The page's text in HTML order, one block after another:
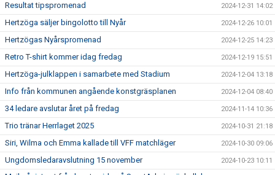
Resultat tipspromenad 2024-12-31 14:02
Hertzöga säljer bingolotto till Nyår 2024-12-26 10:01
Hertzögas Nyårspromenad 2024-12-25 14:23
Retro T-shirt kommer idag fredag 2024-12-19 15:51
Hertzöga-julklappen i samarbete med Stadium 2024-12-04 13:18
Info från kommunen angående konstgräsplanen 2024-12-04 08:40
34 ledare avslutar året på fredag 2024-11-14 10:36
Trio tränar Herrlaget 2025 2024-10-31 21:18
Siri, Wilma och Emma kallade till VFF matchläger 2024-10-30 09:06
Ungdomsledaravslutning 15 november 2024-10-23 10:11